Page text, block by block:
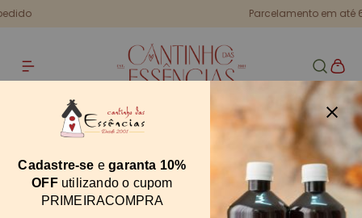
Parcelamento em até 6x sem juros
Essência Algodão 30g
Essência Algodão 30g
11059
Cadastre-se egaranta 10%
OFFutilizando o cupom
PRIMEIRACOMPRA